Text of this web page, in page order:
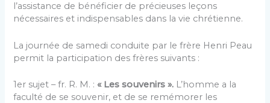
l’assistance de bénéficier de précieuses leçons
nécessaires et indispensables dans la vie chrétienne.
La journée de samedi conduite par le frère Henri Peau
permit la participation des frères suivants :
1er sujet – fr. R. M. :« Les souvenirs ». L’homme a la
faculté de se souvenir, et de se remémorer les